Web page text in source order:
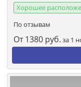
Хорошее
По отзывам
От 1380 руб. за 1